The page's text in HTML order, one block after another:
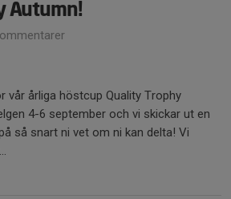
Autumn!
vår årliga höstcup Quality Trophy
4-6 september och vi skickar ut en
så snart ni vet om ni kan delta! Vi